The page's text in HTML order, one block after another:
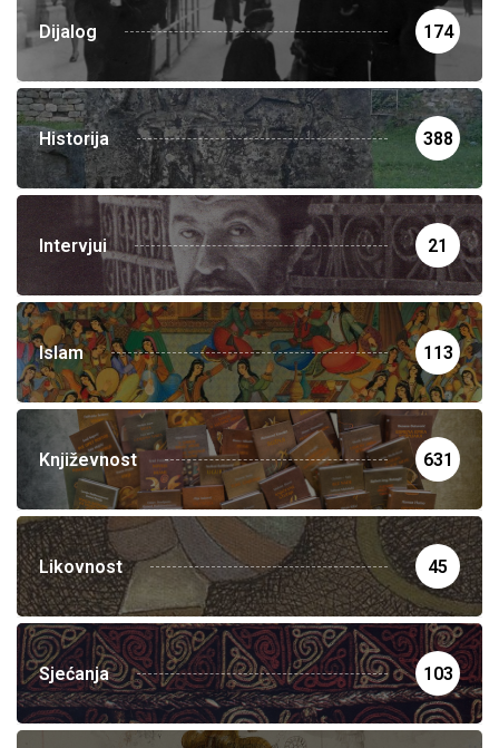
Dijalog 174
Historija 388
Intervjui 21
Islam 113
Književnost 631
Likovnost 45
Sjećanja 103